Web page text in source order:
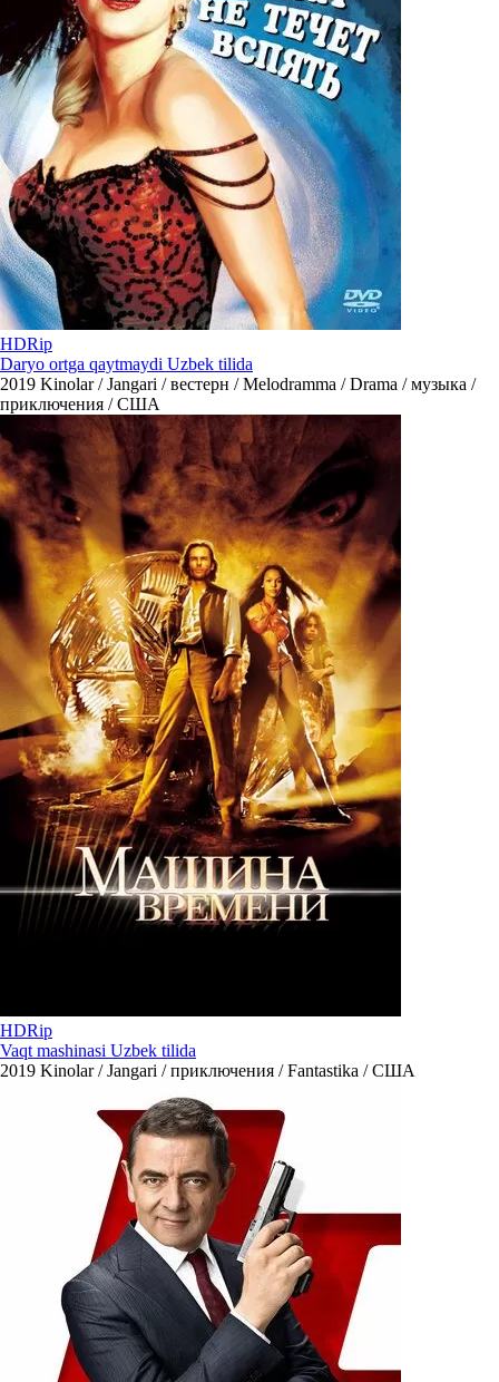
HDRip
Daryo ortga qaytmaydi Uzbek tilida
2019 Kinolar / Jangari / вестерн / Melodramma / Drama / музыка /
приключения / США
HDRip
Vaqt mashinasi Uzbek tilida
2019 Kinolar / Jangari / приключения / Fantastika / США